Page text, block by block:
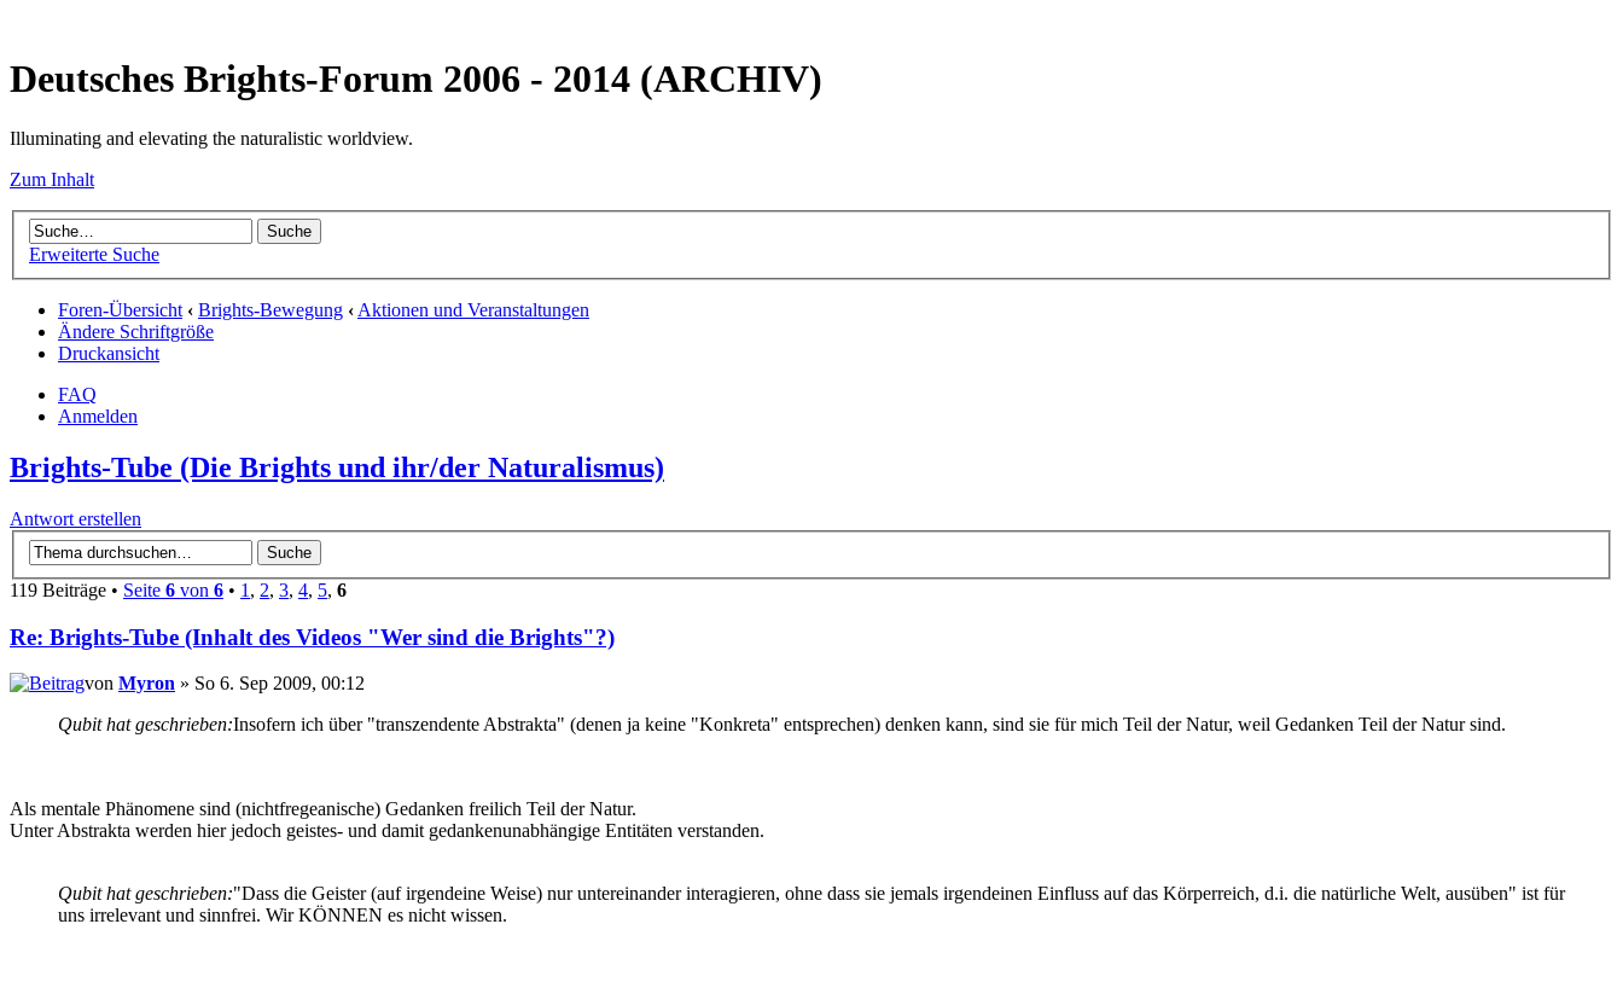
Deutsches Brights-Forum 2006 - 2014 (ARCHIV)
Illuminating and elevating the naturalistic worldview.
Zum Inhalt
Erweiterte Suche
Foren-Übersicht ‹ Brights-Bewegung ‹Aktionen und Veranstaltungen
Ändere Schriftgröße
Druckansicht
FAQ
Anmelden
Brights-Tube (Die Brights und ihr/der Naturalismus)
Antwort erstellen
119 Beiträge • Seite 6 von 6 • 1 , 2, 3, 4, 5, 6
Re: Brights-Tube (Inhalt des Videos "Wer sind die Brights"?)
von Myron » So 6. Sep 2009, 00:12
Qubit hat geschrieben:Insofern ich über "transzendente Abstrakta" (denen ja keine "Konkreta" entsprechen) denken kann, sind sie für mich Teil der Natur, weil Gedanken Teil der Natur sind.
Als mentale Phänomene sind (nichtfregeanische) Gedanken freilich Teil der Natur.
Unter Abstrakta werden hier jedoch geistes- und damit gedankenunabhängige Entitäten verstanden.
Qubit hat geschrieben:"Dass die Geister (auf irgendeine Weise) nur untereinander interagieren, ohne dass sie jemals irgendeinen Einfluss auf das Körperreich, d.i. die natürliche Welt, ausüben" ist für
uns irrelevant und sinnfrei. Wir KÖNNEN es nicht wissen.